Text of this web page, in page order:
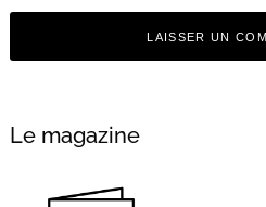
Le magazine